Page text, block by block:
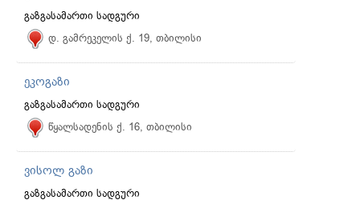
გაზგასამართი სადგური
დ. გამრეკელის ქ. 19, თბილისი
ეკოგაზი
გაზგასამართი სადგური
წყალსადენის ქ. 16, თბილისი
ვისოლ გაზი
გაზგასამართი სადგური